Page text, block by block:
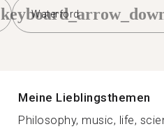
Waterford
Meine Lieblingsthemen
Philosophy, music, life,